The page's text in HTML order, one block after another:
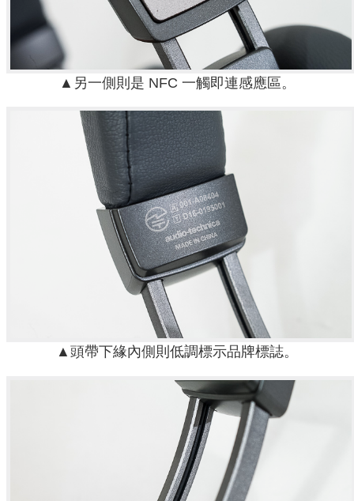
▲另一側則是 NFC 一觸即連感應區。
▲頭帶下緣內側則低調標示品牌標誌。